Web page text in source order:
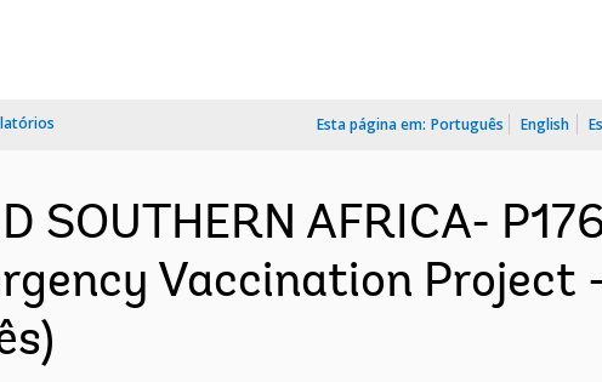
Esta página em: Português English
SOUTHERN AFRICA-
Vaccination Project